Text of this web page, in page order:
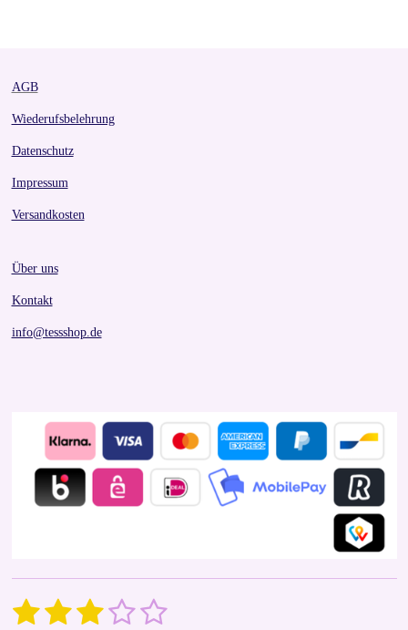
AGB
Wiederufsbelehrung
Datenschutz
Impressum
Versandkosten
Über uns
Kontakt
info@tessshop.de
R
1 2 3 4 5